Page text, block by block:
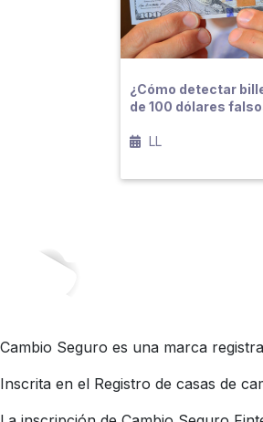
¿Cómo detectar
de 100 dólares
LL
Cambio Seguro es una marca
Inscrita en el Registro de casas de